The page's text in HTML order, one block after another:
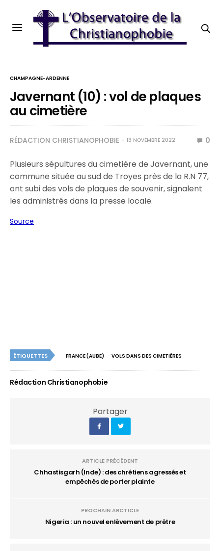
CHAMPAGNE-ARDENNE
Javernant (10) : vol de plaques
au cimetière
RÉDACTION CHRISTIANOPHOBIE 13 NOVEMBRE 2022 0
Plusieurs sépultures du cimetière de Javernant, une
commune située au sud de Troyes près de la R.N 77,
ont subi des vols de plaques de souvenir, signalent
les administrés dans la presse locale.
Source
ÉTIQUETTES FRANCE (AUBE) VOLS DANS DES CIMETIÈRES
Rédaction Christianophobie
Partager
ARTICLE PRÉCÉDENT
Chhastisgarh (Inde) : des chrétiens agressés et
empêchés de porter plainte
PROCHAIN ARCTICLE
Nigeria : un nouvel enlèvement de prêtre